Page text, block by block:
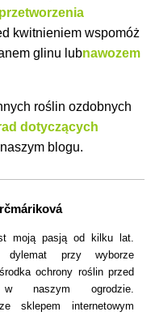
kwitnieniem wspomóż
glinu lubnawozem
roślin ozdobnych
dotyczących
blogu.
moją pasją od kilku lat.
dylemat przy wyborze
ochrony roślin przed
w naszym ogrodzie.
sklepem internetowym